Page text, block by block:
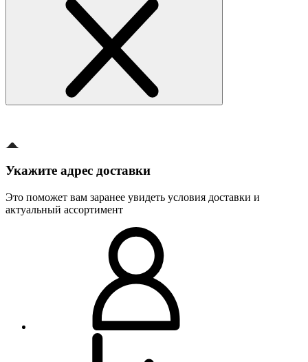
Укажите адрес доставки
Это поможет вам заранее увидеть условия доставки и
актуальный ассортимент